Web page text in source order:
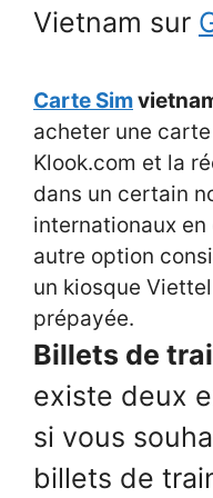
Vietnam sur
Carte Sim
acheter une
Klook.com et la
dans un certain
internationaux
autre option
un kiosque
prépayée.
Billets de
existe deux
si vous
billets de